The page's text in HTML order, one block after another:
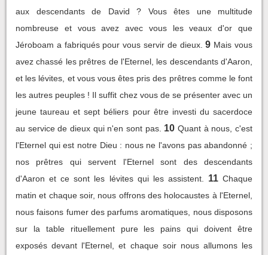
aux descendants de David ? Vous êtes une multitude
nombreuse et vous avez avec vous les veaux d'or que
Jéroboam a fabriqués pour vous servir de dieux. 9 Mais vous
avez chassé les prêtres de l'Eternel, les descendants d'Aaron,
et les lévites, et vous vous êtes pris des prêtres comme le font
les autres peuples ! Il suffit chez vous de se présenter avec un
jeune taureau et sept béliers pour être investi du sacerdoce
au service de dieux qui n'en sont pas. 10 Quant à nous, c'est
l'Eternel qui est notre Dieu : nous ne l'avons pas abandonné ;
nos prêtres qui servent l'Eternel sont des descendants
d'Aaron et ce sont les lévites qui les assistent.
11 Chaque
matin et chaque soir, nous offrons des holocaustes à l'Eternel,
nous faisons fumer des parfums aromatiques, nous disposons
sur la table rituellement pure les pains qui doivent être
exposés devant l'Eternel, et chaque soir nous allumons les